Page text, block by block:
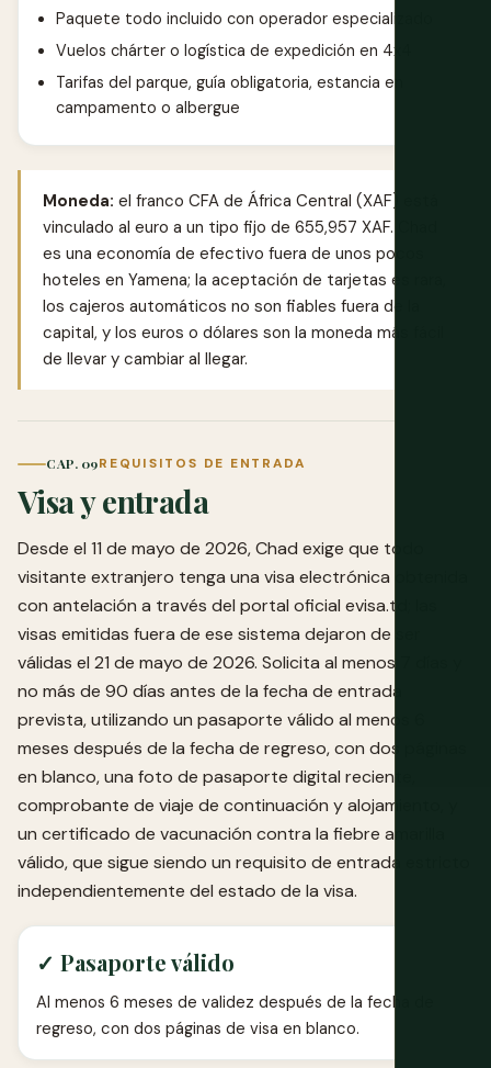
Paquete todo incluido con operador especializado
Vuelos chárter o logística de expedición en 4x4
Tarifas del parque, guía obligatoria, estancia en
campamento o albergue
Moneda: el franco CFA de África Central (XAF) está
vinculado al euro a un tipo fijo de 655,957 XAF. Chad
es una economía de efectivo fuera de unos pocos
hoteles en Yamena; la aceptación de tarjetas es rara,
los cajeros automáticos no son fiables fuera de la
capital, y los euros o dólares son la moneda más fácil
de llevar y cambiar al llegar.
CAP. 09REQUISITOS DE ENTRADA
Visa y entrada
Desde el 11 de mayo de 2026, Chad exige que todo
visitante extranjero tenga una visa electrónica obtenida
con antelación a través del portal oficial evisa.td
visas emitidas fuera de ese sistema dejaron de ser
válidas el 21 de mayo de 2026. Solicita al menos 7 días y
no más de 90 días antes de la fecha de entrada
prevista, utilizando un pasaporte válido al menos 6
meses después de la fecha de regreso, con dos páginas
en blanco, una foto de pasaporte digital reciente,
comprobante de viaje de continuación y alojamiento, y
un certificado de vacunación contra la fiebre amarilla
válido, que sigue siendo un requisito de entrada estricto
independientemente del estado de la visa.
✓ Pasaporte válido
Al menos 6 meses de validez después de la fecha de
regreso, con dos páginas de visa en blanco.